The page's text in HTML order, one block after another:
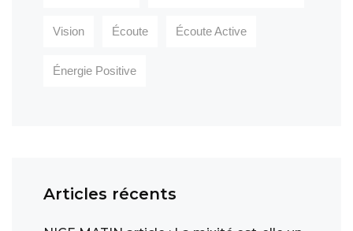
Vision Écoute Écoute Active
Énergie Positive
Articles récents